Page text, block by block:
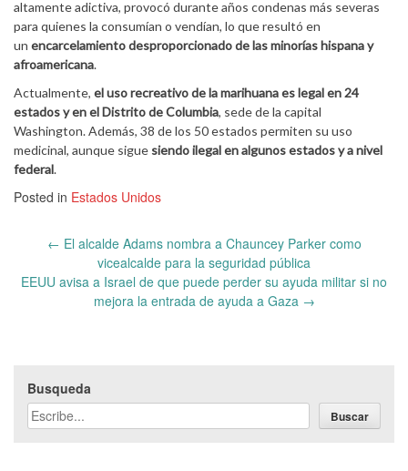
altamente adictiva, provocó durante años condenas más severas
para quienes la consumían o vendían, lo que resultó en
un encarcelamiento desproporcionado de las minorías hispana y
afroamericana.
Actualmente, el uso recreativo de la marihuana es legal en 24
estados y en el Distrito de Columbia, sede de la capital
Washington. Además, 38 de los 50 estados permiten su uso
medicinal, aunque sigue siendo ilegal en algunos estados y a nivel
federal.
Posted in Estados Unidos
← El alcalde Adams nombra a Chauncey Parker como
vicealcalde para la seguridad pública
EEUU avisa a Israel de que puede perder su ayuda militar si no
mejora la entrada de ayuda a Gaza →
Busqueda
Buscar